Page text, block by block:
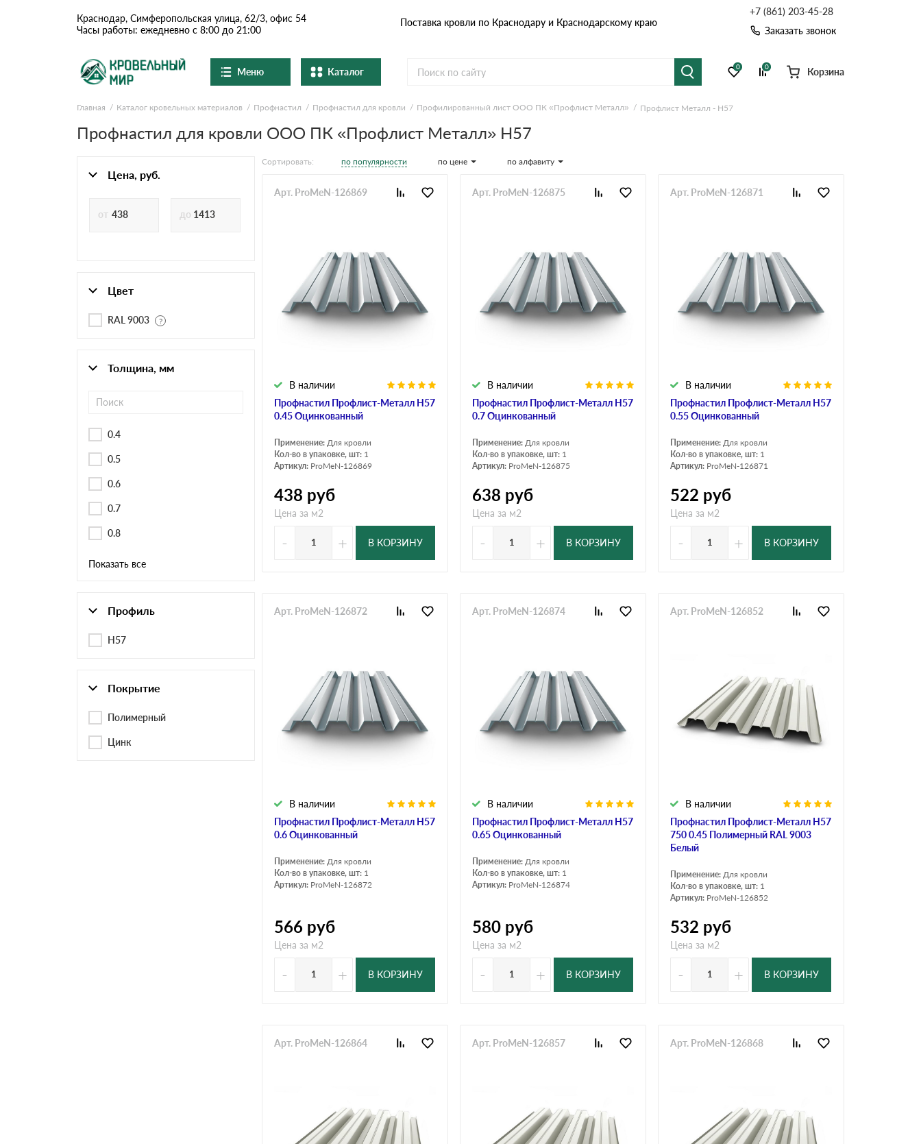
Поставка кровли по Краснодару и Краснодарскому краю
Краснодар, Симферопольская улица, 62/3, офис 54
Часы работы: ежедневно с 8:00 до 21:00
+7 (861) 203-45-28
Заказать звонок
Меню
О компании
Доставка и оплата
Вопросы-ответы
Каталог
Ондулин и шифер Металлочерепица Гибкая черепица
Сланцевая кровля Профнастил и штакетник Водосточные системы Софиты
Черепица Ондулин Ондулин Смарт Ондутисс
Шифер 7-волновой
0 0 Корзина
Главная Каталог кровельных материалов Профнастил Профнастил для кровли Профилированный лист ООО ПК «Профлист Металл» Профлист Металл - Н57
Профнастил для кровли ООО ПК «Профлист Металл» Н57
Цена, руб.
Цвет
RAL 9003
Толщина, мм
0.4
0.5
0.6
0.7
0.8
Показать все
Профиль
Н57
Покрытие
Полимерный
Цинк
Сортировать: по популярности по цене по алфавиту
Профнастил Профлист-Металл Н57
0.45 Оцинкованный
В наличии
Арт. ProMeN-126869
Применение: Для кровли
Кол-во в упаковке, шт: 1
Артикул: ProMeN-126869
438 руб
Цена за м2
- + В КОРЗИНУ
Профнастил Профлист-Металл Н57
0.7 Оцинкованный
В наличии
Арт. ProMeN-126875
Применение: Для кровли
Кол-во в упаковке, шт: 1
Артикул: ProMeN-126875
638 руб
Цена за м2
- + В КОРЗИНУ
Профнастил Профлист-Металл Н57
0.55 Оцинкованный
В наличии
Арт. ProMeN-126871
Применение: Для кровли
Кол-во в упаковке, шт: 1
Артикул: ProMeN-126871
522 руб
Цена за м2
- + В КОРЗИНУ
Профнастил Профлист-Металл Н57
0.6 Оцинкованный
В наличии
Арт. ProMeN-126872
Применение: Для кровли
Кол-во в упаковке, шт: 1
Артикул: ProMeN-126872
566 руб
Цена за м2
- + В КОРЗИНУ
Профнастил Профлист-Металл Н57
0.65 Оцинкованный
В наличии
Арт. ProMeN-126874
Применение: Для кровли
Кол-во в упаковке, шт: 1
Артикул: ProMeN-126874
580 руб
Цена за м2
- + В КОРЗИНУ
Профнастил Профлист-Металл Н57
750 0.45 Полимерный RAL 9003
Белый
В наличии
Арт. ProMeN-126852
Применение: Для кровли
Кол-во в упаковке, шт: 1
Артикул: ProMeN-126852
532 руб
Цена за м2
- + В КОРЗИНУ
Арт. ProMeN-126864 Арт. ProMeN-126857 Арт. ProMeN-126868